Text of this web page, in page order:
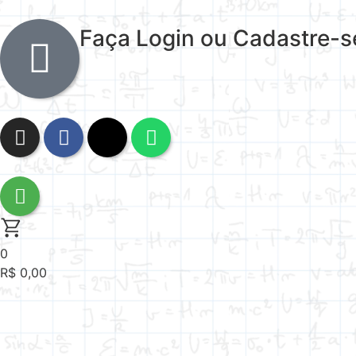
Faça Login ou Cadastre-
0
R$ 0,00